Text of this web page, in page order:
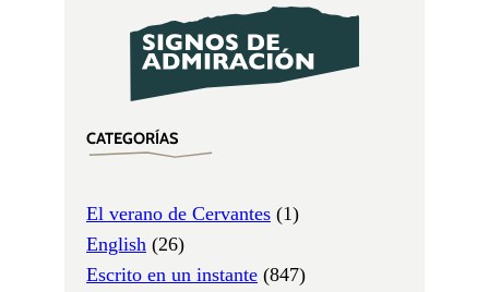
CATEGORÍAS
El verano de Cervantes (1)
English (26)
Escrito en un instante (847)